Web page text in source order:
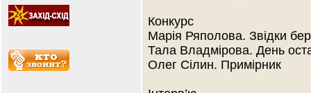
Конкурс
Марія Ряполова. Звідки
Тала Владмірова. День
Олег Сілин. Примірник